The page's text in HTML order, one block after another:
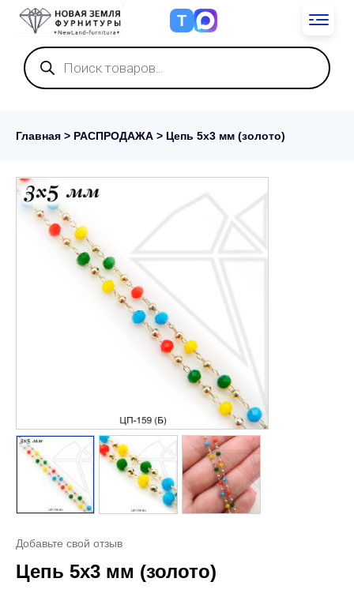
Т
Поиск
товаров
Главная > РАСПРОДАЖА > Цепь 5х3 мм (золото)
Добавьте свой отзыв
Цепь 5х3 мм (золото)